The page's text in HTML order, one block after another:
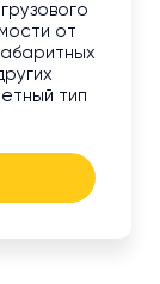
от
тип